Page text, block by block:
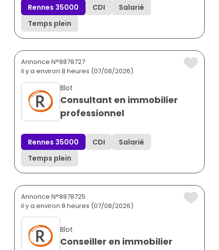
Rennes 35000 CDI
Salarié
Temps plein
Annonce N°8878727
il y a environ 8 heures (07/08/2026)
Blot
Consultant en immobilier
professionnel
Rennes 35000 CDI
Salarié
Temps plein
Annonce N°8878725
il y a environ 8 heures (07/08/2026)
Blot
Conseiller en immobilier